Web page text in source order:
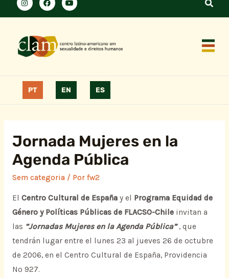
PT EN ES
Jornada Mujeres en la
Agenda Pública
Sem categoria/ Por fw2
El Centro Cultural de Españay el
Programa Equidad de
Género y Políticas Públicas de FLACSO-Chileinvitan a
las “Jornadas Mujeres en la Agenda Pública”, que
tendrán lugar entre el lunes 23 al jueves 26 de octubre
de 2006, en el Centro Cultural de España, Providencia
Nº 927.